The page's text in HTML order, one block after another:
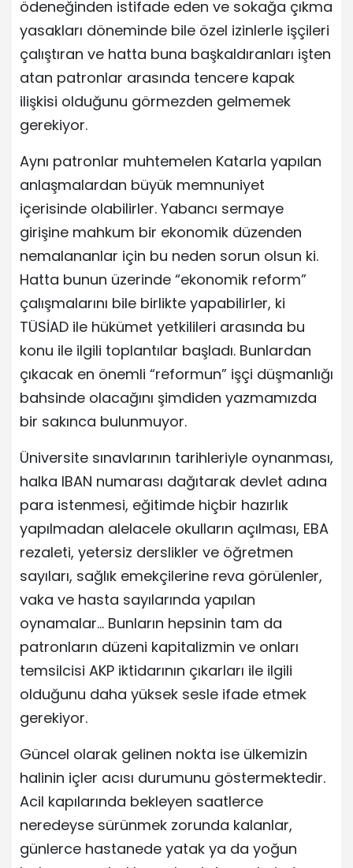
ödeneğinden istifade eden ve sokağa çıkma
yasakları döneminde bile özel izinlerle işçileri
çalıştıran ve hatta buna başkaldıranları işten
atan patronlar arasında tencere kapak
ilişkisi olduğunu görmezden gelmemek
gerekiyor.
Aynı patronlar muhtemelen Katarla yapılan
anlaşmalardan büyük memnuniyet
içerisinde olabilirler. Yabancı sermaye
girişine mahkum bir ekonomik düzenden
nemalananlar için bu neden sorun olsun ki.
Hatta bunun üzerinde “ekonomik reform”
çalışmalarını bile birlikte yapabilirler, ki
TÜSİAD ile hükümet yetkilileri arasında bu
konu ile ilgili toplantılar başladı. Bunlardan
çıkacak en önemli “reformun” işçi düşmanlığı
bahsinde olacağını şimdiden yazmamızda
bir sakınca bulunmuyor.
Üniversite sınavlarının tarihleriyle oynanması,
halka IBAN numarası dağıtarak devlet adına
para istenmesi, eğitimde hiçbir hazırlık
yapılmadan alelacele okulların açılması, EBA
rezaleti, yetersiz derslikler ve öğretmen
sayıları, sağlık emekçilerine reva görülenler,
vaka ve hasta sayılarında yapılan
oynamalar… Bunların hepsinin tam da
patronların düzeni kapitalizmin ve onları
temsilcisi AKP iktidarının çıkarları ile ilgili
olduğunu daha yüksek sesle ifade etmek
gerekiyor.
Güncel olarak gelinen nokta ise ülkemizin
halinin içler acısı durumunu göstermektedir.
Acil kapılarında bekleyen saatlerce
neredeyse sürünmek zorunda kalanlar,
günlerce hastanede yatak ya da yoğun